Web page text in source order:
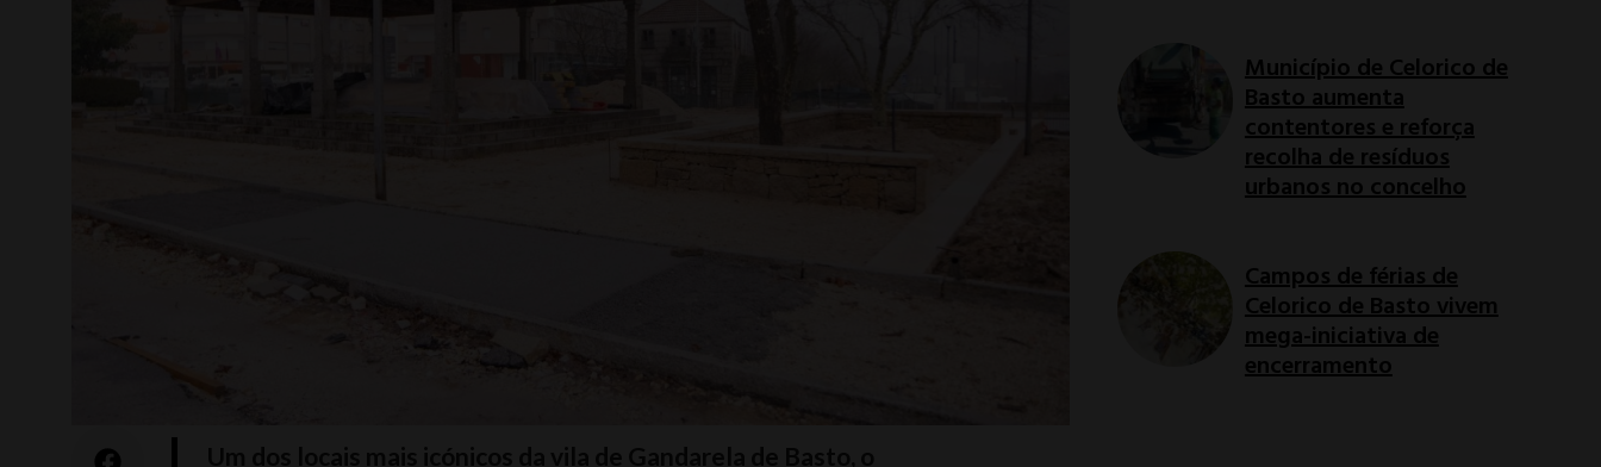
Município de Celorico de
Basto aumenta
contentores e reforça
recolha de resíduos
urbanos no concelho
Campos de férias de
Celorico de Basto vivem
mega-iniciativa de
encerramento